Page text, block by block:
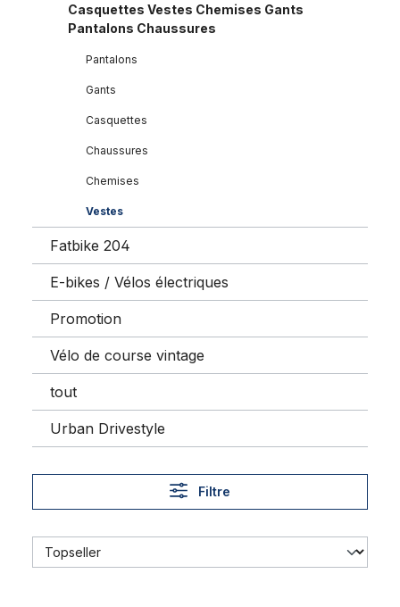
Casquettes Vestes Chemises Gants
Pantalons Chaussures
Pantalons
Gants
Casquettes
Chaussures
Chemises
Vestes
Fatbike 204
E-bikes / Vélos électriques
Promotion
Vélo de course vintage
tout
Urban Drivestyle
Filtre